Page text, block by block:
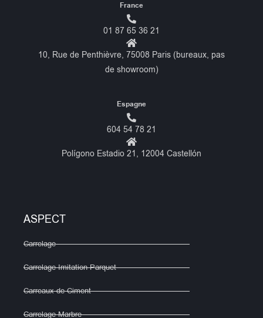
France
01 87 65 36 21
10, Rue de Penthièvre, 75008 Paris (bureaux, pas
de showroom)
Espagne
604 54 78 21
Polígono Estadio 21, 12004 Castellón
ASPECT
Carrelage
Carrelage Imitation Parquet
Carreaux de Ciment
Carrelage Marbre